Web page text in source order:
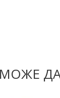
МОЖЕ